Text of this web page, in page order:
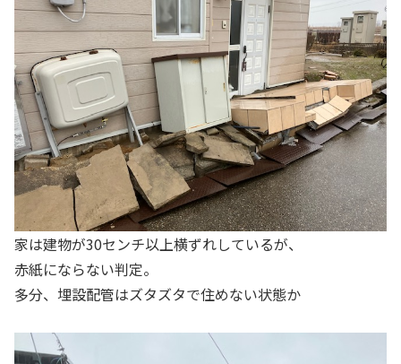
家は建物が30センチ以上横ずれしているが、
赤紙にならない判定。
多分、埋設配管はズタズタで住めない状態か